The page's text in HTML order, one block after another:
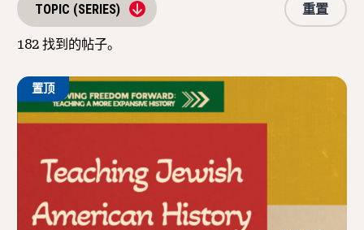
TOPIC (SERIES)
182 找到的帖子。
重置
置顶